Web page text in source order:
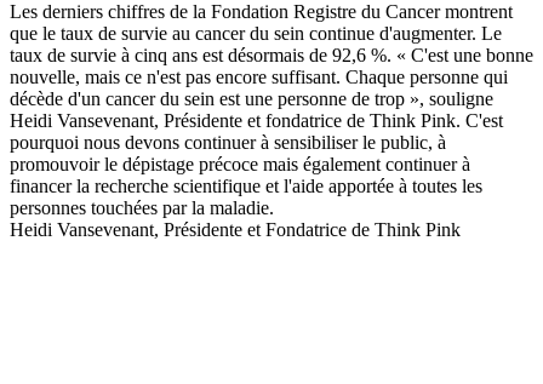
Les derniers chiffres de la Fondation Registre du Cancer montrent
que le taux de survie au cancer du sein continue d'augmenter. Le
taux de survie à cinq ans est désormais de 92,6 %. « C'est une bonne
nouvelle, mais ce n'est pas encore suffisant. Chaque personne qui
décède d'un cancer du sein est une personne de trop », souligne
Heidi Vansevenant, Présidente et fondatrice de Think Pink. C'est
pourquoi nous devons continuer à sensibiliser le public, à
promouvoir le dépistage précoce mais également continuer à
financer la recherche scientifique et l'aide apportée à toutes les
personnes touchées par la maladie.
Heidi Vansevenant, Présidente et Fondatrice de Think Pink